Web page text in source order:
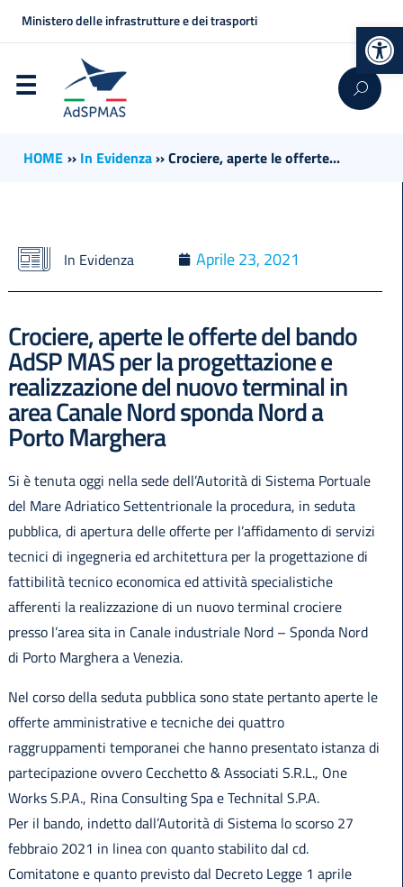
Ministero delle infrastrutture e dei trasporti
HOME ›› In Evidenza››Crociere, aperte le offerte...
In Evidenza Aprile 23, 2021
Crociere, aperte le offerte del bando
AdSP MAS per la progettazione e
realizzazione del nuovo terminal in
area Canale Nord sponda Nord a
Porto Marghera
Si è tenuta oggi nella sede dell’Autorità di Sistema Portuale
del Mare Adriatico Settentrionale la procedura, in seduta
pubblica, di apertura delle offerte per l’affidamento di servizi
tecnici di ingegneria ed architettura per la progettazione di
fattibilità tecnico economica ed attività specialistiche
afferenti la realizzazione di un nuovo terminal crociere
presso l’area sita in Canale industriale Nord – Sponda Nord
di Porto Marghera a Venezia.
Nel corso della seduta pubblica sono state pertanto aperte le
offerte amministrative e tecniche dei quattro
raggruppamenti temporanei che hanno presentato istanza di
partecipazione ovvero Cecchetto & Associati S.R.L., One
Works S.P.A., Rina Consulting Spa e Technital S.P.A.
Per il bando, indetto dall’Autorità di Sistema lo scorso 27
febbraio 2021 in linea con quanto stabilito dal cd.
Comitatone e quanto previsto dal Decreto Legge 1 aprile